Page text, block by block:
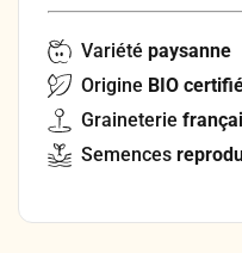
Variété paysanne
Origine BIO
Graineterie
Semences